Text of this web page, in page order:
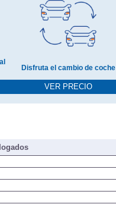
Disfruta el cambio de coche
VER PRECIO